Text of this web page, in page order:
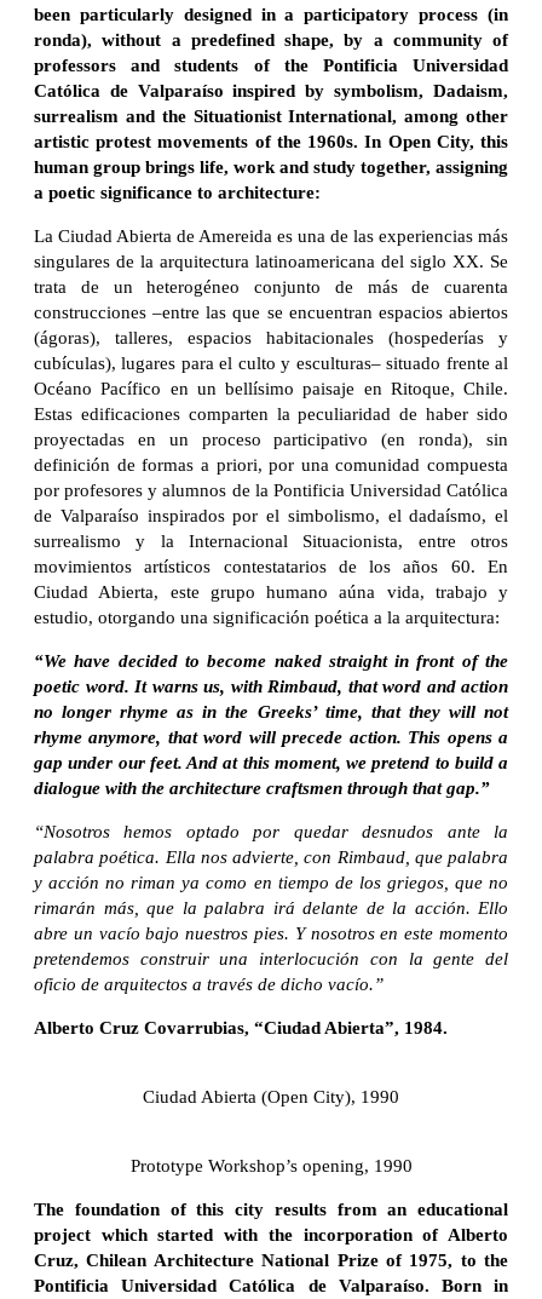
been particularly designed in a participatory process (in
ronda), without a predefined shape, by a community of
professors and students of the Pontificia Universidad
Católica de Valparaíso inspired by symbolism, Dadaism,
surrealism and the Situationist International, among other
artistic protest movements of the 1960s. In Open City, this
human group brings life, work and study together, assigning
a poetic significance to architecture:
La Ciudad Abierta de Amereida es una de las experiencias más
singulares de la arquitectura latinoamericana del siglo XX. Se
trata de un heterogéneo conjunto de más de cuarenta
construcciones –entre las que se encuentran espacios abiertos
(ágoras), talleres, espacios habitacionales (hospederías y
cubículas), lugares para el culto y esculturas– situado frente al
Océano Pacífico en un bellísimo paisaje en Ritoque, Chile.
Estas edificaciones comparten la peculiaridad de haber sido
proyectadas en un proceso participativo (en ronda), sin
definición de formas a priori, por una comunidad compuesta
por profesores y alumnos de la Pontificia Universidad Católica
de Valparaíso inspirados por el simbolismo, el dadaísmo, el
surrealismo y la Internacional Situacionista, entre otros
movimientos artísticos contestatarios de los años 60. En
Ciudad Abierta, este grupo humano aúna vida, trabajo y
estudio, otorgando una significación poética a la arquitectura:
“We have decided to become naked straight in front of the
poetic word. It warns us, with Rimbaud, that word and action
no longer rhyme as in the Greeks’ time, that they will not
rhyme anymore, that word will precede action. This opens a
gap under our feet. And at this moment, we pretend to build a
dialogue with the architecture craftsmen through that gap.”
“Nosotros hemos optado por quedar desnudos ante la
palabra poética. Ella nos advierte, con Rimbaud, que palabra
y acción no riman ya como en tiempo de los griegos, que no
rimarán más, que la palabra irá delante de la acción. Ello
abre un vacío bajo nuestros pies. Y nosotros en este momento
pretendemos construir una interlocución con la gente del
oficio de arquitectos a través de dicho vacío.”
Alberto Cruz Covarrubias, “Ciudad Abierta”, 1984.
Ciudad Abierta (Open City), 1990
Prototype Workshop’s opening, 1990
The foundation of this city results from an educational
project which started with the incorporation of Alberto
Cruz, Chilean Architecture National Prize of 1975, to the
Pontificia Universidad Católica de Valparaíso. Born in